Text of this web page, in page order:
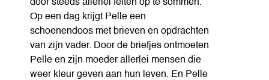
door steeds allerlei feiten op te sommen.
Op een dag krijgt Pelle een
schoenendoos met brieven en opdrachten
van zijn vader. Door de briefjes ontmoeten
Pelle en zijn moeder allerlei mensen die
weer kleur geven aan hun leven. En Pelle